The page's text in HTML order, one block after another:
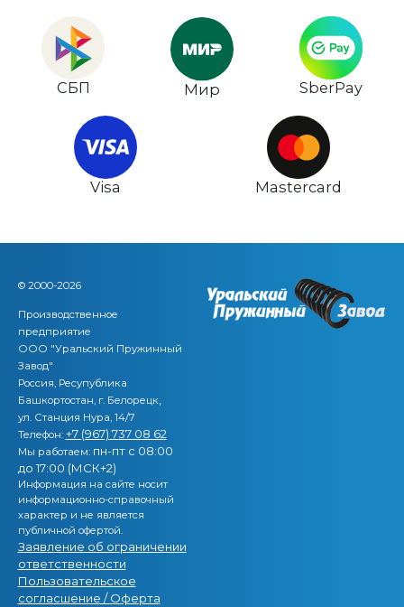
СБП Мир SberPay
Visa Mastercard
© 2000-2026
Производственное
предприятие
ООО "Уральский Пружинный
Завод"
Россия, Ресупублика
Башкортостан, г. Белорецк,
ул. Станция Нура, 14/7
Телефон: +7 (967) 737 08 62
Мы работаем: пн-пт с 08:00
до 17:00 (МСК+2)
Информация на сайте носит
информационно-справочный
характер и не является
публичной офертой.
Заявление об ограничении
ответственности
Пользовательское
согласшение / Оферта